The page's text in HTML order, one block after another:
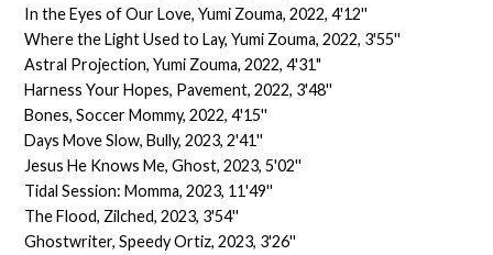
In the Eyes of Our Love, Yumi Zouma, 2022, 4'12''
Where the Light Used to Lay, Yumi Zouma, 2022, 3'55''
Astral Projection, Yumi Zouma, 2022, 4'31"
Harness Your Hopes, Pavement, 2022, 3'48''
Bones, Soccer Mommy, 2022, 4'15''
Days Move Slow, Bully, 2023, 2'41''
Jesus He Knows Me, Ghost, 2023, 5'02''
Tidal Session: Momma, 2023, 11'49''
The Flood, Zilched, 2023, 3'54''
Ghostwriter, Speedy Ortiz, 2023, 3'26''